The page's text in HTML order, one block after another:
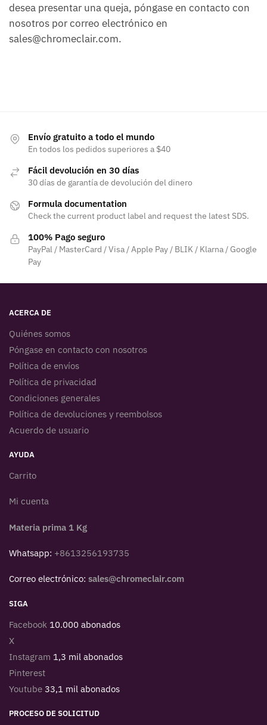
desea presentar una queja, póngase en contacto con
nosotros por correo electrónico en
sales@chromeclair.com.
Envío gratuito a todo el mundo
En todos los pedidos superiores a $40
Fácil devolución en 30 días
30 días de garantía de devolución del dinero
Formula documentation
Check the current product label and request the latest SDS.
100% Pago seguro
PayPal / MasterCard / Visa / Apple Pay / BLIK / Klarna / Google
Pay
ACERCA DE
Quiénes somos
Póngase en contacto con nosotros
Política de envíos
Política de privacidad
Condiciones generales
Política de devoluciones y reembolsos
Acuerdo de usuario
AYUDA
Carrito
Mi cuenta
Materia prima 1 Kg
Whatsapp: +8613256193735
Correo electrónico: sales@chromeclair.com
SIGA
Facebook 10.000 abonados
X
Instagram 1,3 mil abonados
Pinterest
Youtube 33,1 mil abonados
PROCESO DE SOLICITUD